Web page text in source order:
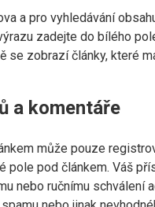
a pro vyhledávání
zadejte do bílého
se zobrazí články, které
a komentáře
může pouze
pole pod článkem. Váš
nebo ručnímu schválení